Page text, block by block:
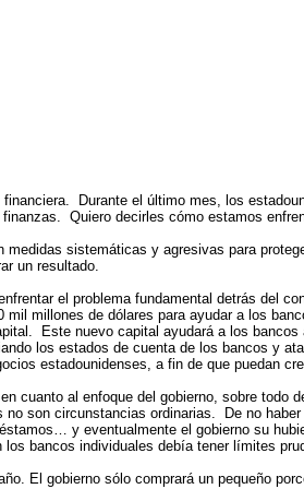
Durante el último mes, los
Quiero decirles cómo estamos
sistemáticas y agresivas para
un resultado.
el problema fundamental detrás del
mil millones de dólares para ayudar a los
Este nuevo capital ayudará a los
los estados de cuenta de los bancos y
estadounidenses, a fin de que puedan
al enfoque del gobierno, sobre todo
son circunstancias ordinarias. De no
y eventualmente el gobierno su
bancos individuales debía tener límites
gobierno sólo comprará un pequeño